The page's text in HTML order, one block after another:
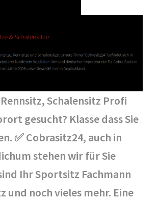
Schalensitz Profi
gesucht? Klasse dass Sie
✅ Cobrasitz24, auch in
stehen wir für Sie
Ihr Sportsitz Fachmann
und noch vieles mehr. Eine